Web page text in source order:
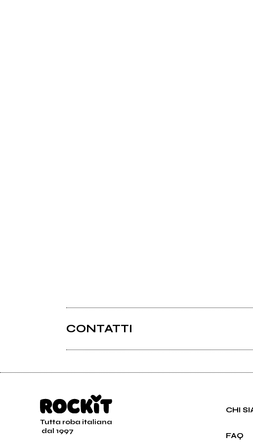
CONTATTI
Tutta roba italiana
dal 1997
CHI
FAQ